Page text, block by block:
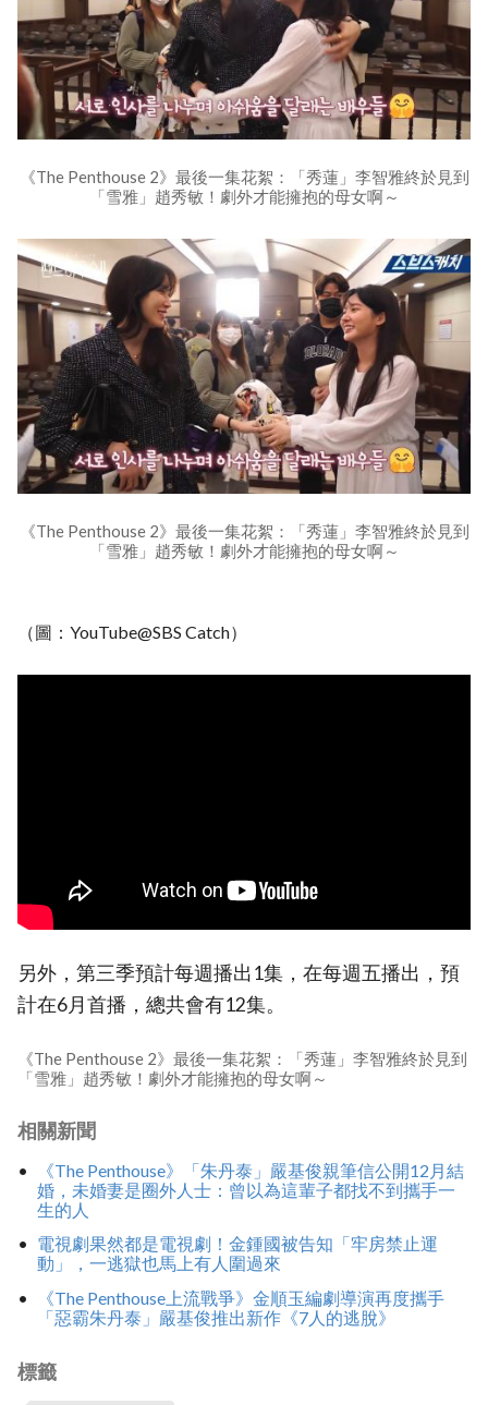
《The Penthouse 2》最後一集花絮：「秀蓮」李智雅終於見到
「雪雅」趙秀敏！劇外才能擁抱的母女啊～
《The Penthouse 2》最後一集花絮：「秀蓮」李智雅終於見到
「雪雅」趙秀敏！劇外才能擁抱的母女啊～
（圖：YouTube@SBS Catch）
另外，第三季預計每週播出1集，在每週五播出，預
計在6月首播，總共會有12集。
《The Penthouse 2》最後一集花絮：「秀蓮」李智雅終於見到
「雪雅」趙秀敏！劇外才能擁抱的母女啊～
相關新聞
《The Penthouse》「朱丹泰」嚴基俊親筆信公開12月結
婚，未婚妻是圈外人士：曾以為這輩子都找不到攜手一
生的人
電視劇果然都是電視劇！金鍾國被告知「牢房禁止運
動」，一逃獄也馬上有人圍過來
《The Penthouse上流戰爭》金順玉編劇導演再度攜手
「惡霸朱丹泰」嚴基俊推出新作《7人的逃脫》
標籤